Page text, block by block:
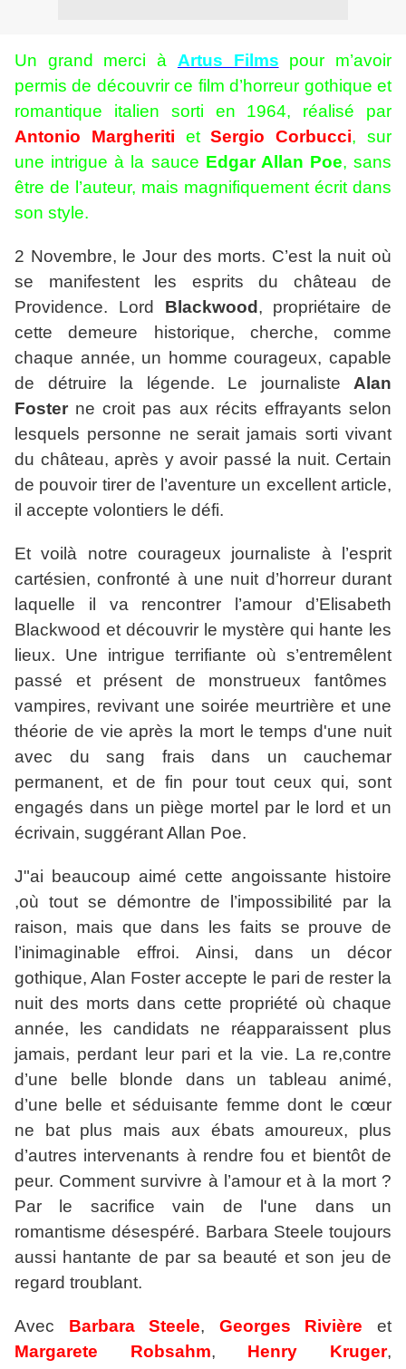
Un grand merci à Artus Films pour m’avoir
permis de découvrir ce film d’horreur gothique et
romantique italien sorti en 1964, réalisé par
Antonio Margheriti etSergio Corbucci, sur
une intrigue à la sauce Edgar Allan Poe, sans
être de l’auteur, mais magnifiquement écrit dans
son style.
2 Novembre, le Jour des morts. C’est la nuit où
se manifestent les esprits du château de
Providence. Lord Blackwood , propriétaire de
cette demeure historique, cherche, comme
chaque année, un homme courageux, capable
de détruire la légende. Le journaliste Alan
Foster ne croit pas aux récits effrayants selon
lesquels personne ne serait jamais sorti vivant
du château, après y avoir passé la nuit. Certain
de pouvoir tirer de l’aventure un excellent article,
il accepte volontiers le défi.
Et voilà notre courageux journaliste à l’esprit
cartésien, confronté à une nuit d’horreur durant
laquelle il va rencontrer l’amour d’Elisabeth
Blackwood et découvrir le mystère qui hante les
lieux. Une intrigue terrifiante où s’entremêlent
passé et présent de monstrueux fantômes
vampires, revivant une soirée meurtrière et une
théorie de vie après la mort le temps d'une nuit
avec du sang frais dans un cauchemar
permanent, et de fin pour tout ceux qui, sont
engagés dans un piège mortel par le lord et un
écrivain, suggérant Allan Poe.
J"ai beaucoup aimé cette angoissante histoire
,où tout se démontre de l’impossibilité par la
raison, mais que dans les faits se prouve de
l’inimaginable effroi. Ainsi, dans un décor
gothique, Alan Foster accepte le pari de rester la
nuit des morts dans cette propriété où chaque
année, les candidats ne réapparaissent plus
jamais, perdant leur pari et la vie. La re,contre
d’une belle blonde dans un tableau animé,
d’une belle et séduisante femme dont le cœur
ne bat plus mais aux ébats amoureux, plus
d’autres intervenants à rendre fou et bientôt de
peur. Comment survivre à l’amour et à la mort ?
Par le sacrifice vain de l'une dans un
romantisme désespéré. Barbara Steele toujours
aussi hantante de par sa beauté et son jeu de
regard troublant.
Avec Barbara Steele, Georges Rivièreet
Margarete Robsahm, Henry Kruger,